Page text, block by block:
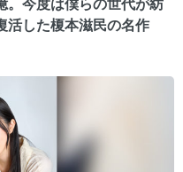
した榎本滋民の名作